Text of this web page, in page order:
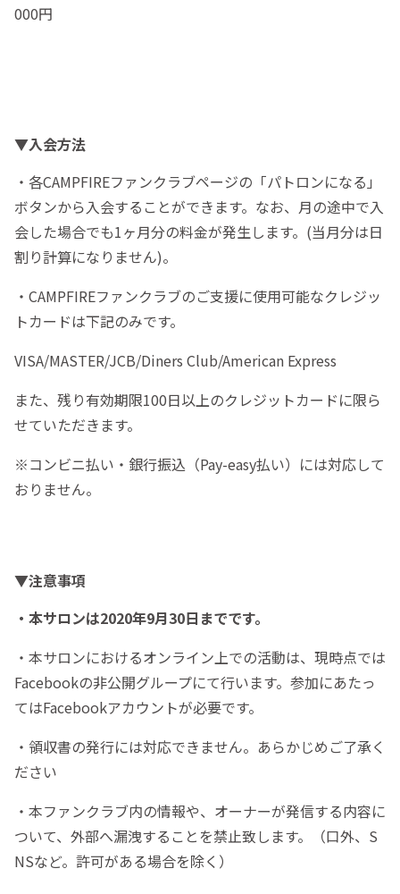
000円
▼入会方法
・各CAMPFIREファンクラブページの「パトロンになる」
ボタンから入会することができます。なお、月の途中で入
会した場合でも1ヶ月分の料金が発生します。(当月分は日
割り計算になりません)。
・CAMPFIREファンクラブのご支援に使用可能なクレジッ
トカードは下記のみです。
VISA/MASTER/JCB/Diners Club/American Express
また、残り有効期限100日以上のクレジットカードに限ら
せていただきます。
※コンビニ払い・銀行振込（Pay-easy払い）には対応して
おりません。
▼注意事項
・本サロンは2020年9月30日までです。
・本サロンにおけるオンライン上での活動は、現時点では
Facebookの非公開グループにて行います。参加にあたっ
てはFacebookアカウントが必要です。
・領収書の発行には対応できません。あらかじめご了承く
ださい
・本ファンクラブ内の情報や、オーナーが発信する内容に
ついて、外部へ漏洩することを禁止致します。（口外、S
NSなど。許可がある場合を除く）